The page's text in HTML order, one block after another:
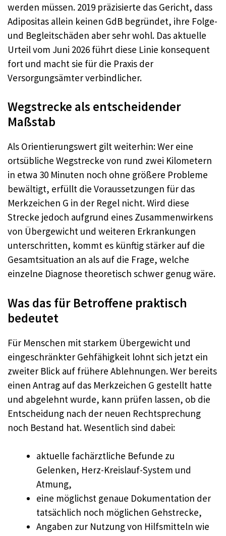
werden müssen. 2019 präzisierte das Gericht, dass
Adipositas allein keinen GdB begründet, ihre Folge-
und Begleitschäden aber sehr wohl. Das aktuelle
Urteil vom Juni 2026 führt diese Linie konsequent
fort und macht sie für die Praxis der
Versorgungsämter verbindlicher.
Wegstrecke als entscheidender
Maßstab
Als Orientierungswert gilt weiterhin: Wer eine
ortsübliche Wegstrecke von rund zwei Kilometern
in etwa 30 Minuten noch ohne größere Probleme
bewältigt, erfüllt die Voraussetzungen für das
Merkzeichen G in der Regel nicht. Wird diese
Strecke jedoch aufgrund eines Zusammenwirkens
von Übergewicht und weiteren Erkrankungen
unterschritten, kommt es künftig stärker auf die
Gesamtsituation an als auf die Frage, welche
einzelne Diagnose theoretisch schwer genug wäre.
Was das für Betroffene praktisch
bedeutet
Für Menschen mit starkem Übergewicht und
eingeschränkter Gehfähigkeit lohnt sich jetzt ein
zweiter Blick auf frühere Ablehnungen. Wer bereits
einen Antrag auf das Merkzeichen G gestellt hatte
und abgelehnt wurde, kann prüfen lassen, ob die
Entscheidung nach der neuen Rechtsprechung
noch Bestand hat. Wesentlich sind dabei:
aktuelle fachärztliche Befunde zu
Gelenken, Herz-Kreislauf-System und
Atmung,
eine möglichst genaue Dokumentation der
tatsächlich noch möglichen Gehstrecke,
Angaben zur Nutzung von Hilfsmitteln wie